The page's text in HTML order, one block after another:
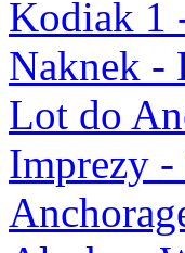
Kodiak 1
Naknek -
Lot do
Imprezy -